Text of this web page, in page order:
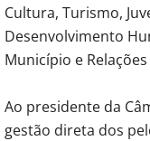
Cultura, Turismo,
Desenvolvimento
Município e
Ao presidente da
gestão direta dos